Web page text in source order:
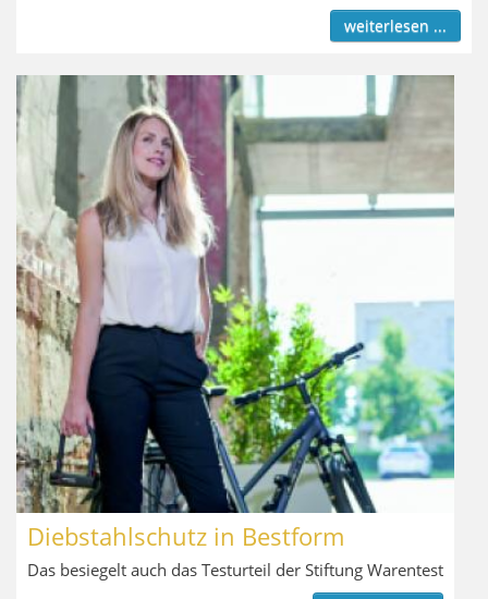
weiterlesen ...
Diebstahlschutz in Bestform
Das besiegelt auch das Testurteil der Stiftung Warentest